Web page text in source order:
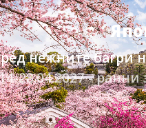
нежните багри
28.04.2027 -